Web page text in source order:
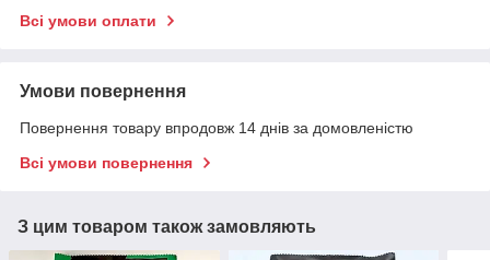
Всі умови оплати
Умови повернення
Повернення товару впродовж 14 днів за домовленістю
Всі умови повернення
З цим товаром також замовляють